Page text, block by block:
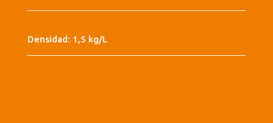
Densidad: 1,5 kg/L